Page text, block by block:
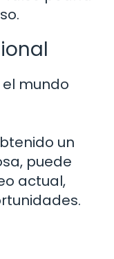
mundo
un
puede
actual,